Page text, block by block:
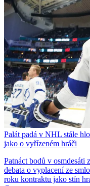
Palát padá v NHL stále
jako o vyřízeném hráči
Patnáct bodů v osmdesáti
debata o vyplacení ze
roku kontraktu jako stín